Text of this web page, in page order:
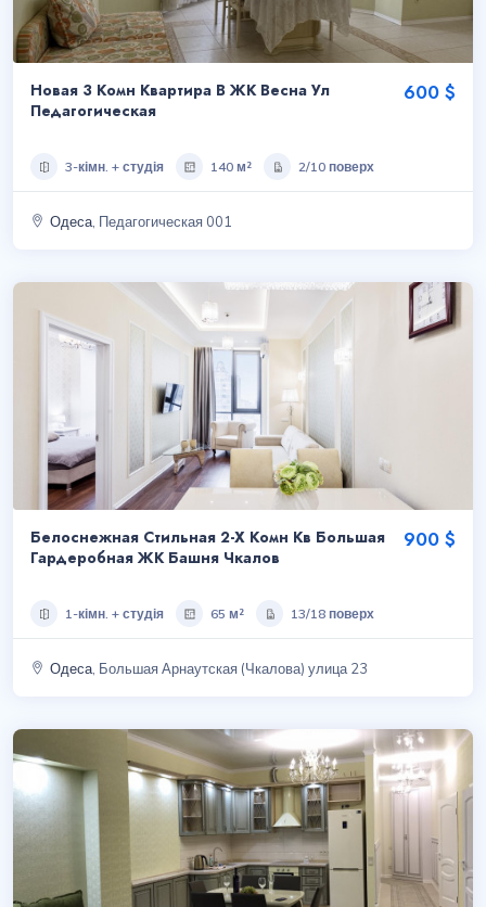
Новая 3 Комн Квартира В ЖК Весна Ул
Педагогическая
600 $
3-кімн. + студія 140 м² 2/10 поверх
Одеса, Педагогическая 001
Белоснежная Стильная 2-Х Комн Кв Большая
Гардеробная ЖК Башня Чкалов
900 $
1-кімн. + студія 65 м² 13/18 поверх
Одеса, Большая Арнаутская (Чкалова) улица 23